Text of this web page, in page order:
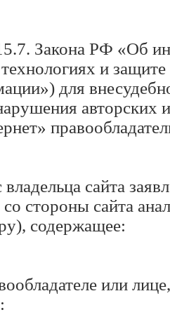
Закона РФ «Об
и
для
авторских
сайта
со стороны сайта
содержащее:
или